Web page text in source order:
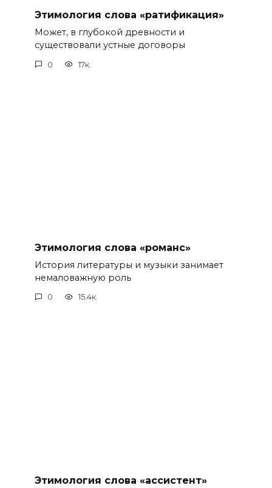
Этимология слова «ратификация»
Может, в глубокой древности и
существовали устные договоры
0 17к.
Этимология слова «романс»
История литературы и музыки занимает
немаловажную роль
0 15.4к.
Этимология слова «ассистент»